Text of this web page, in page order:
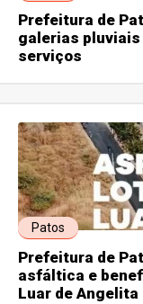
Prefeitura de
galerias pluviais
serviços
Patos
Prefeitura de
asfáltica e
Luar de Angelita